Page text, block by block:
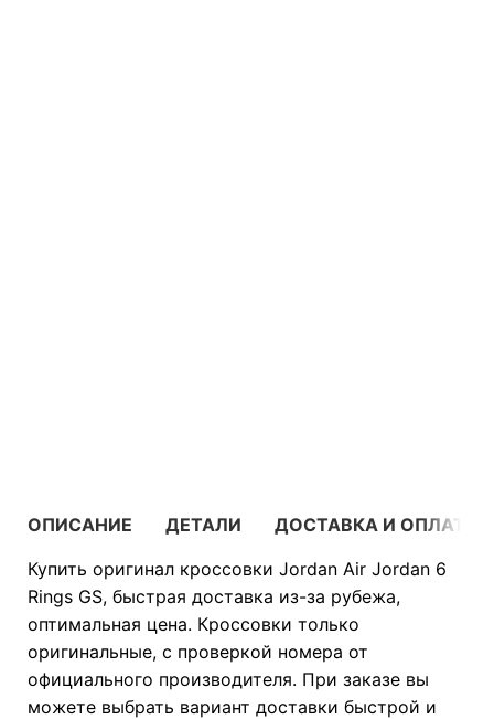
ОПИСАНИЕ ДЕТАЛИ
ДОСТАВКА И ОПЛАТА
Купить оригинал кроссовки Jordan Air Jordan 6
Rings GS, быстрая доставка из-за рубежа,
оптимальная цена. Кроссовки только
оригинальные, с проверкой номера от
официального производителя. При заказе вы
можете выбрать вариант доставки быстрой и